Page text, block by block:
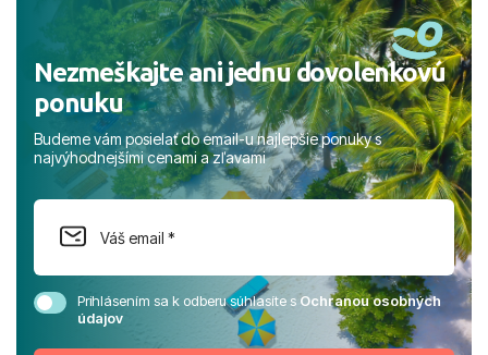
Nezmeškajte ani jednu dovolenkovú
ponuku
Budeme vám posielať do email-u najlepšie ponuky s
najvýhodnejšími cenami a zľavami
Prihlásením sa k odberu súhlasíte sOchranou osobných
údajov